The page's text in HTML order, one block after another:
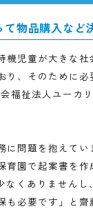
って物品購
待機児童が大